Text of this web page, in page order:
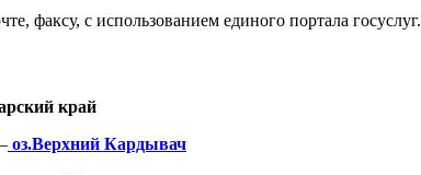
факсу, с использованием единого портала госуслуг.
край
оз.Верхний Кардывач